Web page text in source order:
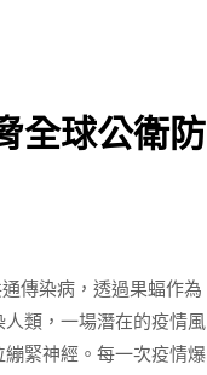
全球公衛防
傳染病，透過果蝠作為
類，一場潛在的疫情風
緊神經。每一次疫情爆